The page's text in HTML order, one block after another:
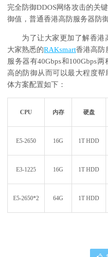
完全防御DDOS网络攻击的关
御值，普通香港高防服务器防
为了让大家更加了解香港
大家熟悉的RAKsmart香港高防
服务器有40Gbps和100Gbps
高的防御从而可以最大程度
体方案配置如下：
CPU 内存 硬盘
E5-2650 16G 1T HDD
E3-1225 16G 1T HDD
E5-2650*2 64G 1T HDD